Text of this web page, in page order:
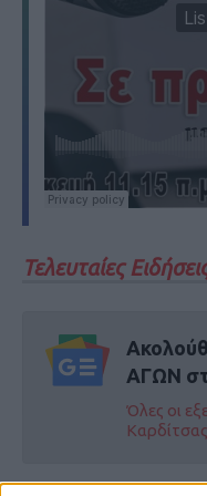
Τελευταίες
ΑΓΩΝ
Όλες οι